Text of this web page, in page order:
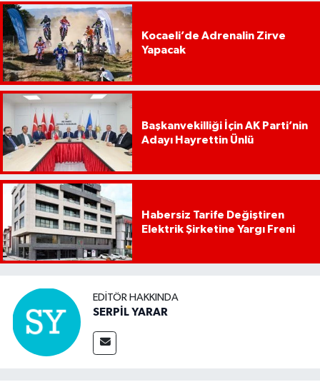
Kocaeli’de Adrenalin Zirve
Yapacak
Başkanvekilliği İçin AK Parti’nin
Adayı Hayrettin Ünlü
Habersiz Tarife Değiştiren
Elektrik Şirketine Yargı Freni
EDITÖR HAKKINDA
SERPİL YARAR